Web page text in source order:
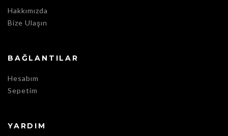
Hakkımızda
Bize Ulaşın
BAĞLANTILAR
Hesabım
Sepetim
YARDIM